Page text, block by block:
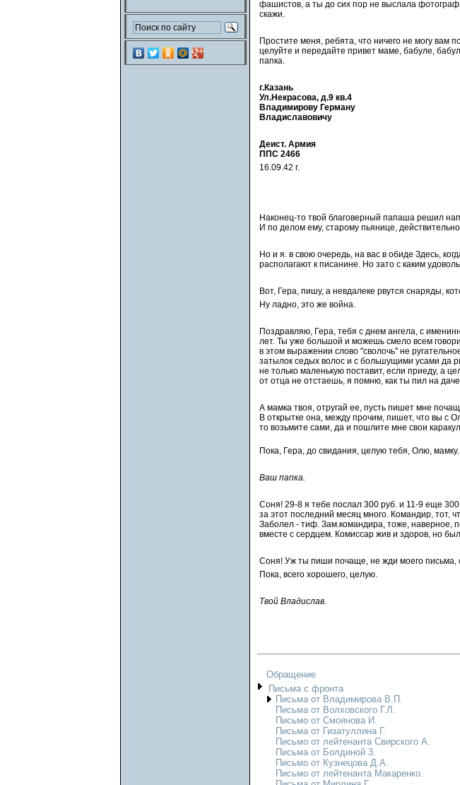
фашистов, а ты до сих пор не выслала
скажи.
Простите меня, ребята, что ничего не могу вам
целуйте и передайте привет маме, бабуле,
папка.
г.Казань
Ул.Некрасова, д.9 кв.4
Владимирову Герману
Владиславовичу
Деист. Армия
ППС 2466
16.09.42 г.
Наконец-то твой благоверный папаша решил
И по делом ему, старому пьянице,
Но и я. в свою очередь, на вас в обиде Здесь,
располагают к писанине. Но зато с каким
Вот, Гера, пишу, а невдалеке рвутся снаряды,
Ну ладно, это же война.
Поздравляю, Гера, тебя с днем ангела, с
лет. Ты уже большой и можешь смело всем
в этом выражении слово "сволочь" не
затылок седых волос и с большущими усами да
не только маленькую поставит, если приеду, а
от отца не отстаешь, я помню, как ты пил на
А мамка твоя, отругай ее, пусть пишет мне
В открытке она, между прочим, пишет, что вы с
то возьмите сами, да и пошлите мне свои
Пока, Гера, до свидания, целую тебя, Олю,
Ваш папка.
Соня! 29-8 я тебе послал 300 руб. и 11-9 еще
за этот последний месяц много. Командир,
Заболел - тиф. Зам.командира, тоже, наверное,
вместе с сердцем. Комиссар жив и здоров, но
Соня! Уж ты пиши почаще, не жди моего письма,
Пока, всего хорошего, целую.
Твой Владислав.
Обращение
Письма с фронта
Письма от Владимирова В.П.
Письма от Волховского Г.Л.
Письмо от Смоянова И.
Письма от Гизатуллина Г.
Письмо от лейтенанта Свирского А.
Письма от Болдиной 3.
Письмо от Кузнецова Д.А.
Письмо от лейтенанта Макаренко.